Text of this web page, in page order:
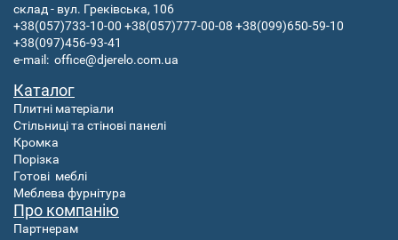
склад - вул. Греківська, 106
+38(057)733-10-00 +38(057)777-00-08 +38(099)650-59-10
+38(097)456-93-41
e-mail: office@djerelo.com.ua
Каталог
Плитні матеріали
Стільниці та стінові панелі
Кромка
Порізка
Готові меблі
Меблева фурнітура
Про компанію
Партнерам